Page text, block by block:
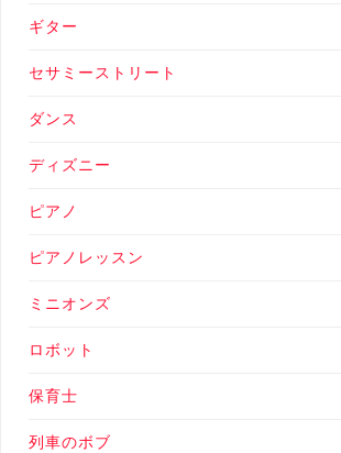
ギター
セサミーストリート
ダンス
ディズニー
ピアノ
ピアノレッスン
ミニオンズ
ロボット
保育士
列車のボブ